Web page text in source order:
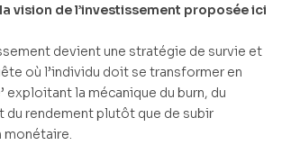
vision de l’investissement proposée ici
devient une stratégie de survie et
où l’individu doit se transformer en
exploitant la mécanique du burn, du
du rendement plutôt que de subir
monétaire.